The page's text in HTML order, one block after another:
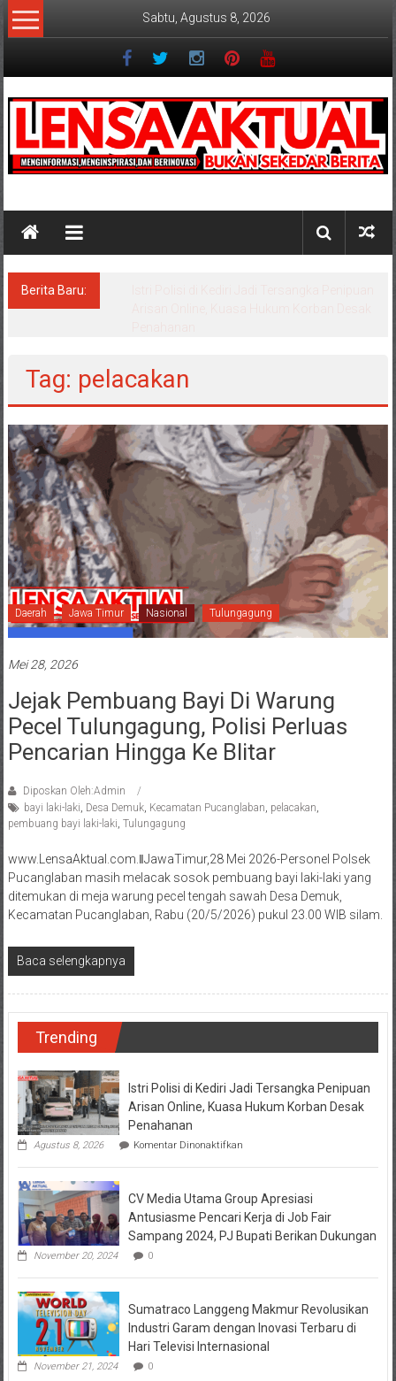
Lompat
ke
Sabtu, Agustus 8, 2026
Berita Baru:
Tag: pelacakan
Daerah Jawa Timur Nasional Tulungagung
Mei 28, 2026
Jejak Pembuang Bayi Di Warung
Pecel Tulungagung, Polisi Perluas
Pencarian Hingga Ke Blitar
Diposkan Oleh:Admin
bayi laki-laki Desa Demuk, Kecamatan Pucanglaban pelacakan
pembuang bayi laki-laki Tulungagung
www.LensaAktual.com.ǁJawaTimur,28 Mei 2026-Personel Polsek
Pucanglaban masih melacak sosok pembuang bayi laki-laki yang
ditemukan di meja warung pecel tengah sawah Desa Demuk,
Kecamatan Pucanglaban, Rabu (20/5/2026) pukul 23.00 WIB silam.
Baca selengkapnya
Trending
Istri Polisi di Kediri Jadi Tersangka Penipuan
Arisan Online, Kuasa Hukum Korban Desak
Penahanan
Agustus 8, 2026 Komentar Dinonaktifkanpada
Polisi
Kediri
Jadi
Tersangka
Penipuan
Kuasa
Korban
Desak
Penahanan
CV Media Utama Group Apresiasi
Antusiasme Pencari Kerja di Job Fair
Sampang 2024, PJ Bupati Berikan Dukungan
November 20, 2024 0
Sumatraco Langgeng Makmur Revolusikan
Industri Garam dengan Inovasi Terbaru di
Hari Televisi Internasional
November 21, 2024 0